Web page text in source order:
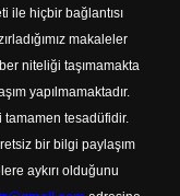
ile hiçbir bağlantısı
makaleler
niteliği taşımamakta
yapılmamaktadır.
tesadüfidir.
bir bilgi paylaşım
aykırı olduğunu